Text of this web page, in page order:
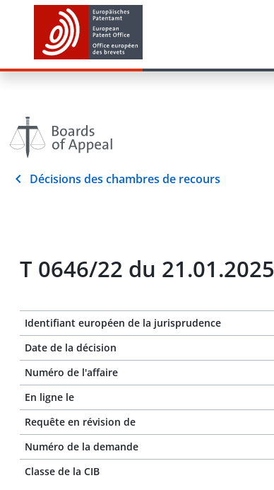
Décisions des chambres de recours
T 0646/22 du 21.01.2025
Identifiant européen de la jurisprudence
Date de la décision
Numéro de l'affaire
En ligne le
Requête en révision de
Numéro de la demande
Classe de la CIB